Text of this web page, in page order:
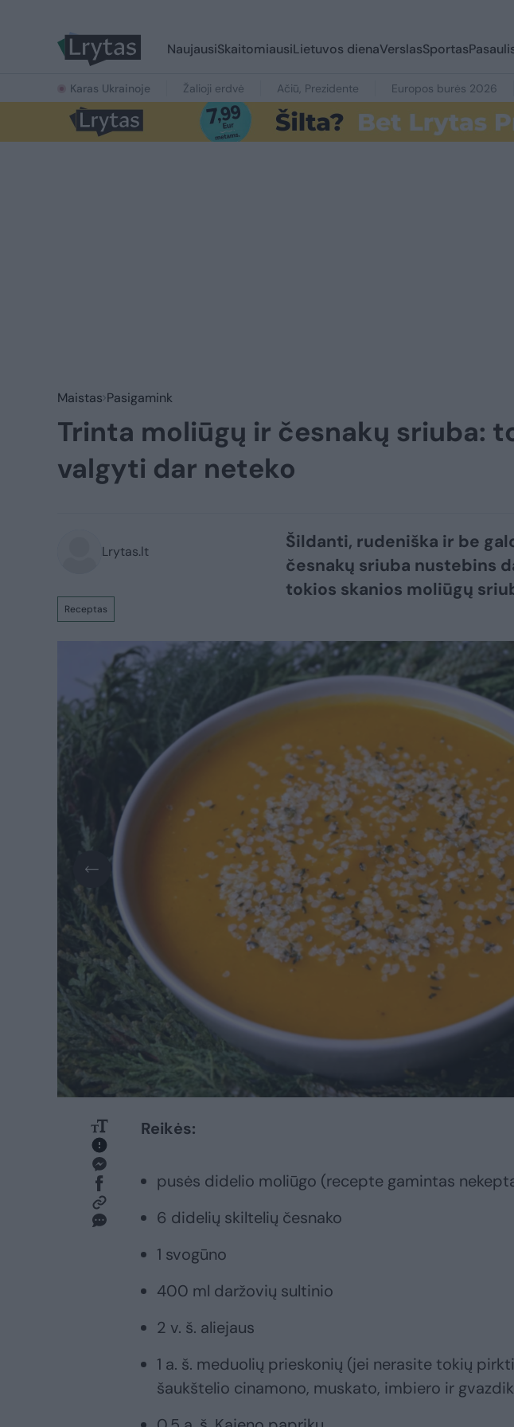
NaujausiSkaitomiausiLietuvos dienaVerslasSportas
Karas Ukrainoje Žalioji erdvė Ačiū, Prezidente Europos burės 2026
Maistas Pasigamink
Trinta moliūgų ir česnakų sriuba:
valgyti dar neteko
Lrytas.lt
Receptas
Šildanti, rudeniška ir be
česnakų sriuba nustebins
tokios skanios moliūgų
Reikės:
pusės didelio moliūgo (recepte gamintas
6 didelių skiltelių česnako
1 svogūno
400 ml daržovių sultinio
2 v. š. aliejaus
1 a. š. meduolių prieskonių (jei nerasite tokių
šaukštelio cinamono, muskato, imbiero ir